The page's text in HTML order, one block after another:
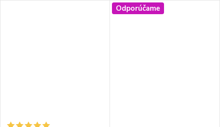
Odporúčame